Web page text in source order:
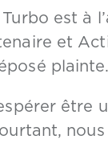
est à
et
plainte.
espérer être